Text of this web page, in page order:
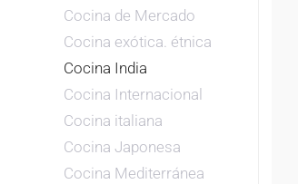
Cocina de Mercado
Cocina exótica. étnica
Cocina India
Cocina Internacional
Cocina italiana
Cocina Japonesa
Cocina Mediterránea